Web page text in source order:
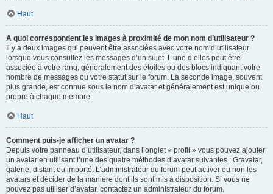
Haut
A quoi correspondent les images à proximité de mon nom d’utilisateur ?
Il y a deux images qui peuvent être associées avec votre nom d’utilisateur
lorsque vous consultez les messages d’un sujet. L’une d’elles peut être
associée à votre rang, généralement des étoiles ou des blocs indiquant votre
nombre de messages ou votre statut sur le forum. La seconde image, souvent
plus grande, est connue sous le nom d’avatar et généralement est unique ou
propre à chaque membre.
Haut
Comment puis-je afficher un avatar ?
Depuis votre panneau d’utilisateur, dans l’onglet « profil » vous pouvez ajouter
un avatar en utilisant l’une des quatre méthodes d’avatar suivantes : Gravatar,
galerie, distant ou importé. L’administrateur du forum peut activer ou non les
avatars et décider de la manière dont ils sont mis à disposition. Si vous ne
pouvez pas utiliser d’avatar, contactez un administrateur du forum.